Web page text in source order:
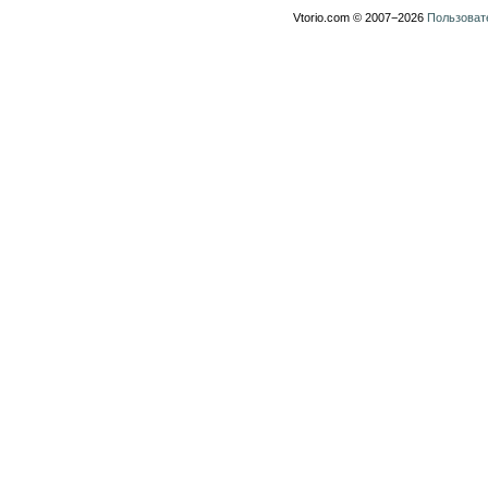
Vtorio.com © 2007−2026